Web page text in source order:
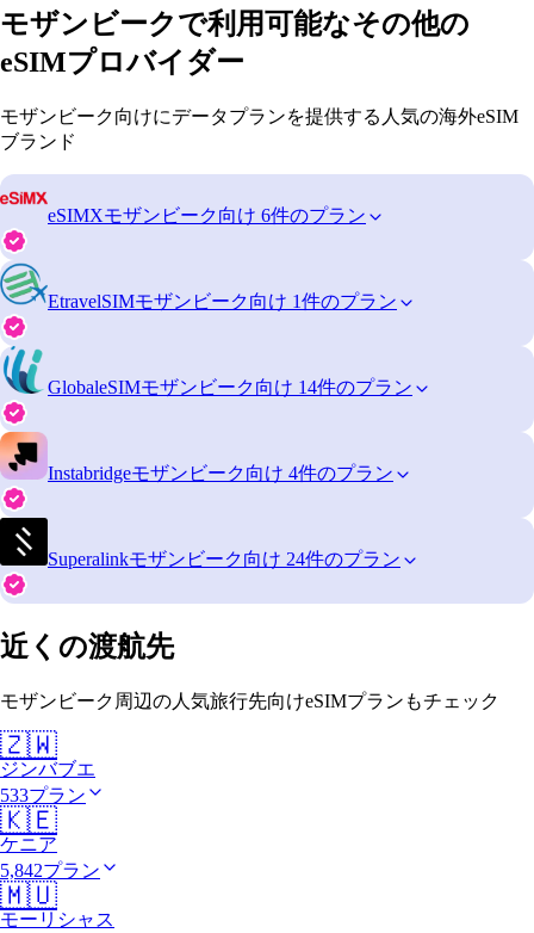
モザンビークで利用可能なその他の
eSIMプロバイダー
モザンビーク向けにデータプランを提供する人気の海外eSIM
ブランド
eSIMXモザンビーク向け 6件のプラン
EtravelSIMモザンビーク向け 1件のプラン
GlobaleSIMモザンビーク向け 14件のプラン
Instabridgeモザンビーク向け 4件のプラン
Superalinkモザンビーク向け 24件のプラン
近くの渡航先
モザンビーク周辺の人気旅行先向けeSIMプランもチェック
🇿🇼
ジンバブエ
533プラン
🇰🇪
ケニア
5,842プラン
🇲🇺
モーリシャス